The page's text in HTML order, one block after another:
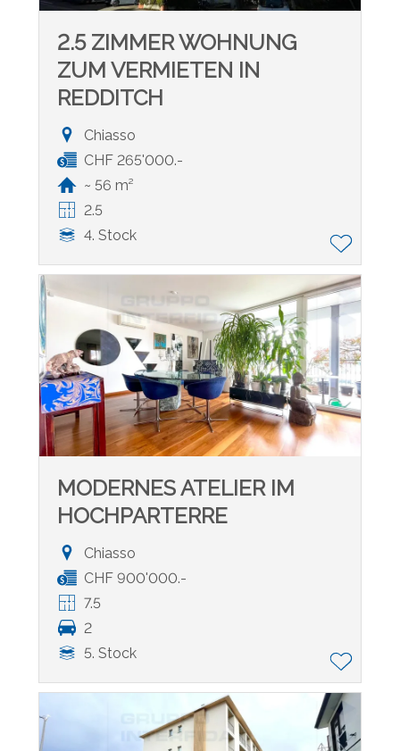
2.5 ZIMMER WOHNUNG
ZUM VERMIETEN IN
REDDITCH
Chiasso
CHF 265'000.-
~ 56 m²
2.5
4. Stock
MODERNES ATELIER IM
HOCHPARTERRE
Chiasso
CHF 900'000.-
7.5
2
5. Stock